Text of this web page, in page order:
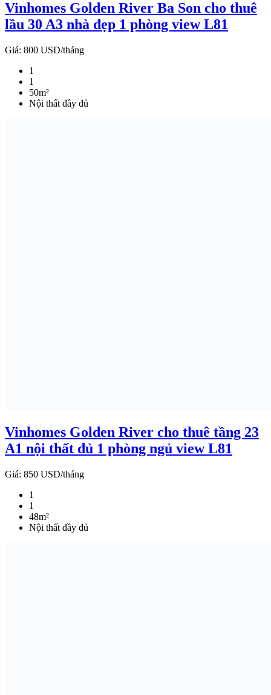
Vinhomes Golden River Ba Son cho thuê
lầu 30 A3 nhà đẹp 1 phòng view L81
Giá: 800 USD/tháng
1
1
50m²
Nội thất đầy đủ
Vinhomes Golden River cho thuê tầng 23
A1 nội thất đủ 1 phòng ngủ view L81
Giá: 850 USD/tháng
1
1
48m²
Nội thất đầy đủ